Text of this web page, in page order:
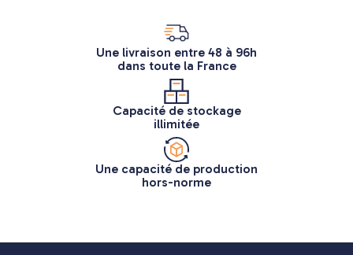
Une livraison entre 48 à 96h
dans toute la France
Capacité de stockage
illimitée
Une capacité de production
hors-norme